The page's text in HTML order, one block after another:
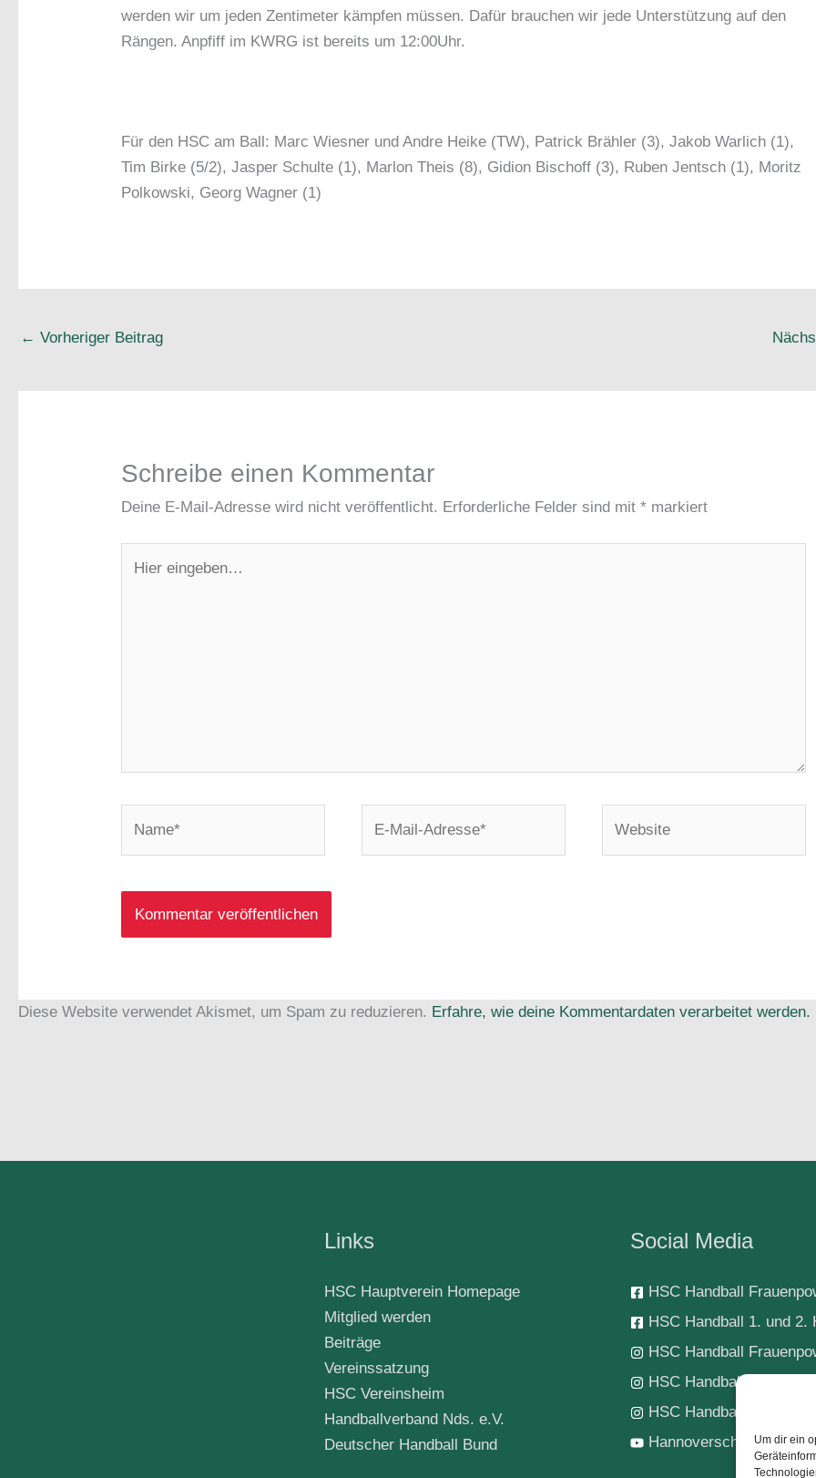
Um dir ein
werden wir um jeden Zentimeter kämpfen müssen. Dafür brauchen wir jede Unterstützung auf den
Rängen. Anpfiff im KWRG ist bereits um 12:00Uhr.
Für den HSC am Ball: Marc Wiesner und Andre Heike (TW), Patrick Brähler (3), Jakob Warlich (1),
Tim Birke (5/2), Jasper Schulte (1), Marlon Theis (8), Gidion Bischoff (3), Ruben Jentsch (1), Moritz
Polkowski, Georg Wagner (1)
← Vorheriger Beitrag
Schreibe einen Kommentar
Deine E-Mail-Adresse wird nicht veröffentlicht. Erforderliche Felder sind mit* markiert
eingeben…
Diese Website verwendet Akismet, um Spam zu reduzieren. Erfahre, wie deine Kommentardaten verarbeitet werden.
Links
HSC Hauptverein Homepage
Mitglied werden
Beiträge
Vereinssatzung
HSC Vereinsheim
Handballverband Nds. e.V.
Deutscher Handball Bund
Social Media
HSC Handball
HSC Handball 1. und 2.
HSC Handball
HSC Handball 1. Herren
HSC Handball-Jugend
Hannoverscher SC